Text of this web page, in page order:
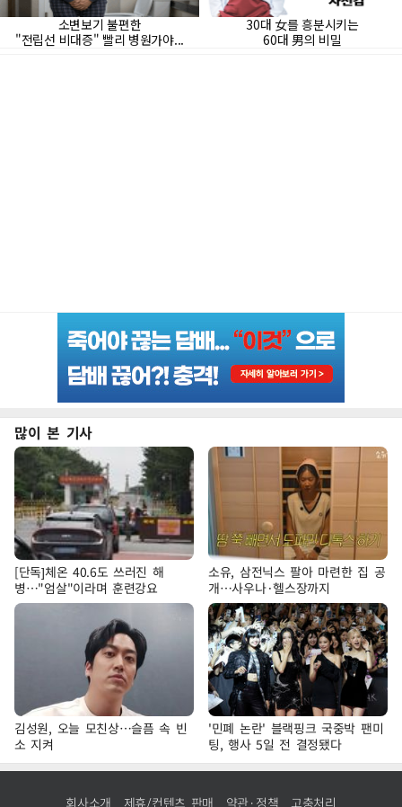
많이 본 기사
[단독]체온 40.6도 쓰러진 해
병…"엄살"이라며 훈련강요
소유, 삼전닉스 팔아 마련한 집 공
개…사우나·헬스장까지
김성원, 오늘 모친상…슬픔 속 빈
소 지켜
'민폐 논란' 블랙핑크 국중박 팬미
팅, 행사 5일 전 결정됐다
회사소개 제휴/컨텐츠 판매 약관·정책 고충처리